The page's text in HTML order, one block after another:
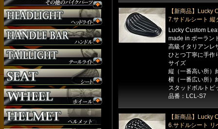
【新商品】Lucky
7.サドルシート 縦
Lucky Custom
made in ポーラン
高級イタリアンレ
ひとつ丁寧に手作
サイズ
縦（一番高い所）
横（一番広い所）
スタッドボルトピ
品番：LCL-S7
【新商品】Lucky
6.サドルシート リ
サイドナンバー
サスペンション
シート
ジョッキーシフト
ハンドルバー
ハンドル周り
ヘッドライト
マフラー
外装パーツ